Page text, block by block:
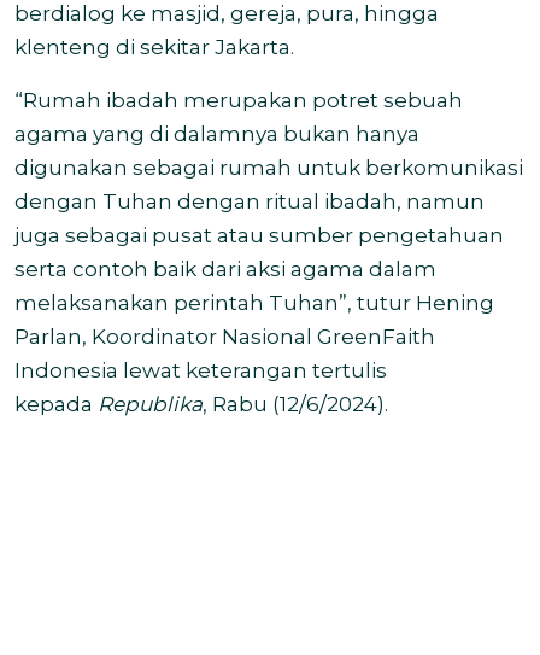
berdialog ke masjid, gereja, pura, hingga
klenteng di sekitar Jakarta.
“Rumah ibadah merupakan potret sebuah
agama yang di dalamnya bukan hanya
digunakan sebagai rumah untuk berkomunikasi
dengan Tuhan dengan ritual ibadah, namun
juga sebagai pusat atau sumber pengetahuan
serta contoh baik dari aksi agama dalam
melaksanakan perintah Tuhan”, tutur Hening
Parlan, Koordinator Nasional GreenFaith
Indonesia lewat keterangan tertulis
kepada Republika, Rabu (12/6/2024).